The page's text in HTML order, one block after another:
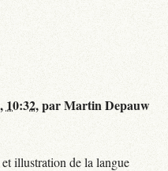
10:32,parMartin Depauw
illustration de la langue